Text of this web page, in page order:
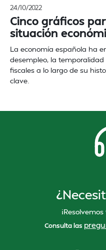
24/10/2022
Cinco gráficos
situación
La economía española ha
desempleo, la
fiscales a lo largo de su
clave.
Consulta las